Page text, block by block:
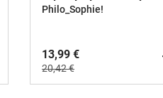
τάξεις Δημοτικού.
Philo_Sophie!
13,99 €
20,42 €